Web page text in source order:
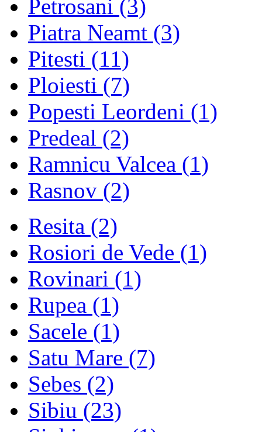
Petrosani (3)
Piatra Neamt (3)
Pitesti (11)
Ploiesti (7)
Popesti Leordeni (1)
Predeal (2)
Ramnicu Valcea (1)
Rasnov (2)
Resita (2)
Rosiori de Vede (1)
Rovinari (1)
Rupea (1)
Sacele (1)
Satu Mare (7)
Sebes (2)
Sibiu (23)